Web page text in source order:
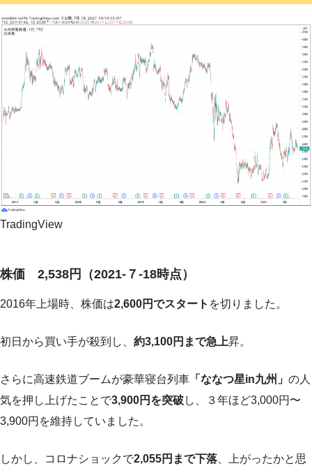
TradingView
株価 2,538円（2021-７-18時点）
2016年上場時、株価は2,600円でスタート を切りました。
初日から買い手が殺到し、 約3,100円まで急上昇。
さらに高速鉄道ブームが豪華寝台列車 「ななつ星in九州」 の人
気を押し上げたことで3,900円を突破し、３年ほど3,000円〜
3,900円を維持していました。
しかし、コロナショックで2,055円まで下落 、上がったかと思